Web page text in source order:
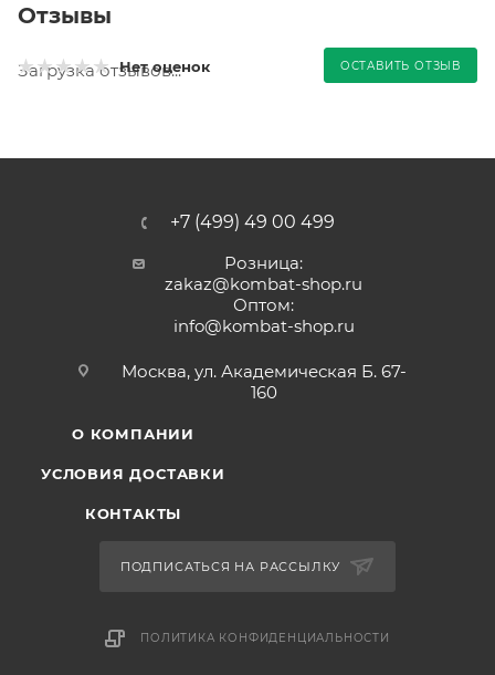
Отзывы
Нет оценок ОСТАВИТЬ ОТЗЫВ
Загрузка отзывов...
+7 (499) 49 00 499
Розница:
zakaz@kombat-shop.ru
Оптом:
info@kombat-shop.ru
Москва, ул. Академическая Б. 67-
160
О КОМПАНИИ
УСЛОВИЯ ДОСТАВКИ
КОНТАКТЫ
ПОДПИСАТЬСЯ НА РАССЫЛКУ
ПОЛИТИКА КОНФИДЕНЦИАЛЬНОСТИ